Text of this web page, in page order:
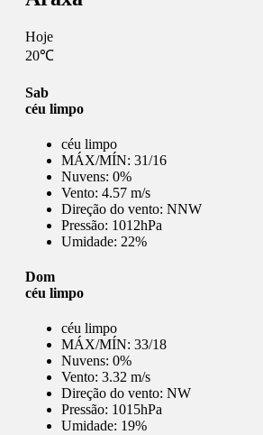
Hoje
20℃
Sab
céu limpo
céu limpo
MÁX/MÍN: 31/16
Nuvens: 0%
Vento: 4.57 m/s
Direção do vento: NNW
Pressão: 1012hPa
Umidade: 22%
Dom
céu limpo
céu limpo
MÁX/MÍN: 33/18
Nuvens: 0%
Vento: 3.32 m/s
Direção do vento: NW
Pressão: 1015hPa
Umidade: 19%